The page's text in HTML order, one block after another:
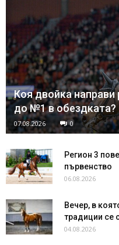
Коя двойка
до №1 в обездката?
07.08.2026 0
Регион 3
първенство
06.08.2026
Вечер, в
традиции се
04.08.2026